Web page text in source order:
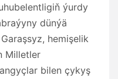
ýurdy
dünýä
hemişelik
Milletler
bilen çykyş